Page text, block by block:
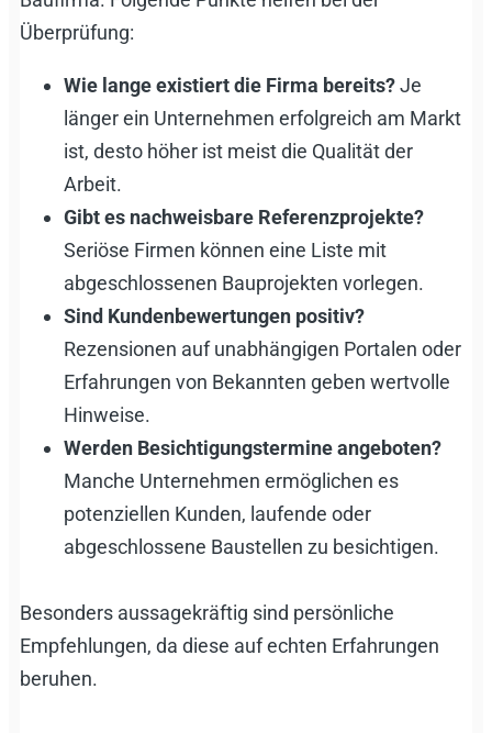
Überprüfung:
Wie lange existiert die Firma bereits?Je
länger ein Unternehmen erfolgreich am Markt
ist, desto höher ist meist die Qualität der
Arbeit.
Gibt es nachweisbare Referenzprojekte?
Seriöse Firmen können eine Liste mit
abgeschlossenen Bauprojekten vorlegen.
Sind Kundenbewertungen positiv?
Rezensionen auf unabhängigen Portalen oder
Erfahrungen von Bekannten geben wertvolle
Hinweise.
Werden Besichtigungstermine angeboten?
Manche Unternehmen ermöglichen es
potenziellen Kunden, laufende oder
abgeschlossene Baustellen zu besichtigen.
Besonders aussagekräftig sind persönliche
Empfehlungen, da diese auf echten Erfahrungen
beruhen.